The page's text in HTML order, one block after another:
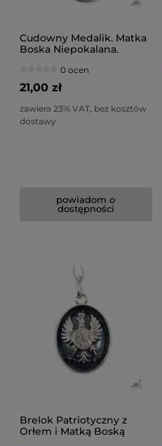
Cudowny Medalik. Matka
Boska Niepokalana.
0 ocen
21,00 zł
zawiera 23% VAT, bez kosztów
dostawy
powiadom o
dostępności
Brelok Patriotyczny z
Orłem i Matką Boską